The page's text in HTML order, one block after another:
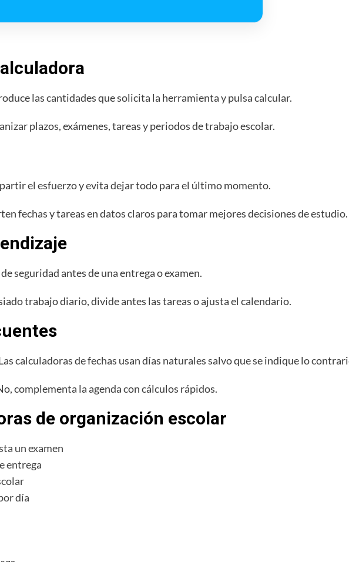
las cantidades que solicita la herramienta y pulsa calcular.
plazos, exámenes, tareas y periodos de trabajo escolar.
el esfuerzo y evita dejar todo para el último momento.
fechas y tareas en datos claros para tomar mejores decisiones de estudio.
seguridad antes de una entrega o examen.
trabajo diario, divide antes las tareas o ajusta el calendario.
calculadoras de fechas usan días naturales salvo que se indique lo
complementa la agenda con cálculos rápidos.
de organización escolar
un examen
entrega
día